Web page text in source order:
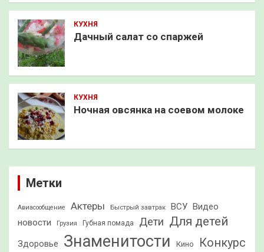
КУХНЯ
Дачный салат со спаржей
КУХНЯ
Ночная овсянка на соевом молоке
Метки
Авиасообщение Актеры Быстрый завтрак ВСУ Видео
новости
Грузия Губная помада Дети Для детей
Здоровье Знаменитости Кино
Конкурс